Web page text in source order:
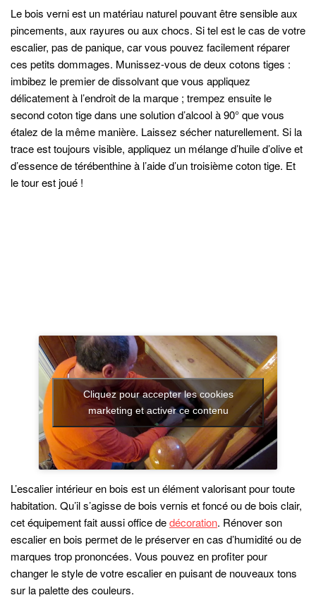
Le bois verni est un matériau naturel pouvant être sensible aux
pincements, aux rayures ou aux chocs. Si tel est le cas de votre
escalier, pas de panique, car vous pouvez facilement réparer
ces petits dommages. Munissez-vous de deux cotons tiges :
imbibez le premier de dissolvant que vous appliquez
délicatement à l’endroit de la marque ; trempez ensuite le
second coton tige dans une solution d’alcool à 90° que vous
étalez de la même manière. Laissez sécher naturellement. Si la
trace est toujours visible, appliquez un mélange d’huile d’olive et
d’essence de térébenthine à l’aide d’un troisième coton tige. Et
le tour est joué !
Cliquez pour accepter les cookies
marketing et activer ce contenu
L’escalier intérieur en bois est un élément valorisant pour toute
habitation. Qu’il s’agisse de bois vernis et foncé ou de bois clair,
cet équipement fait aussi office dedécoration. Rénover son
escalier en bois permet de le préserver en cas d’humidité ou de
marques trop prononcées. Vous pouvez en profiter pour
changer le style de votre escalier en puisant de nouveaux tons
sur la palette des couleurs.